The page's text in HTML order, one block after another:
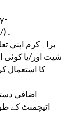
براہ کرم اپنی
شیٹ اور/یا کوئی
کا استعمال
اٹیچمنٹ کے